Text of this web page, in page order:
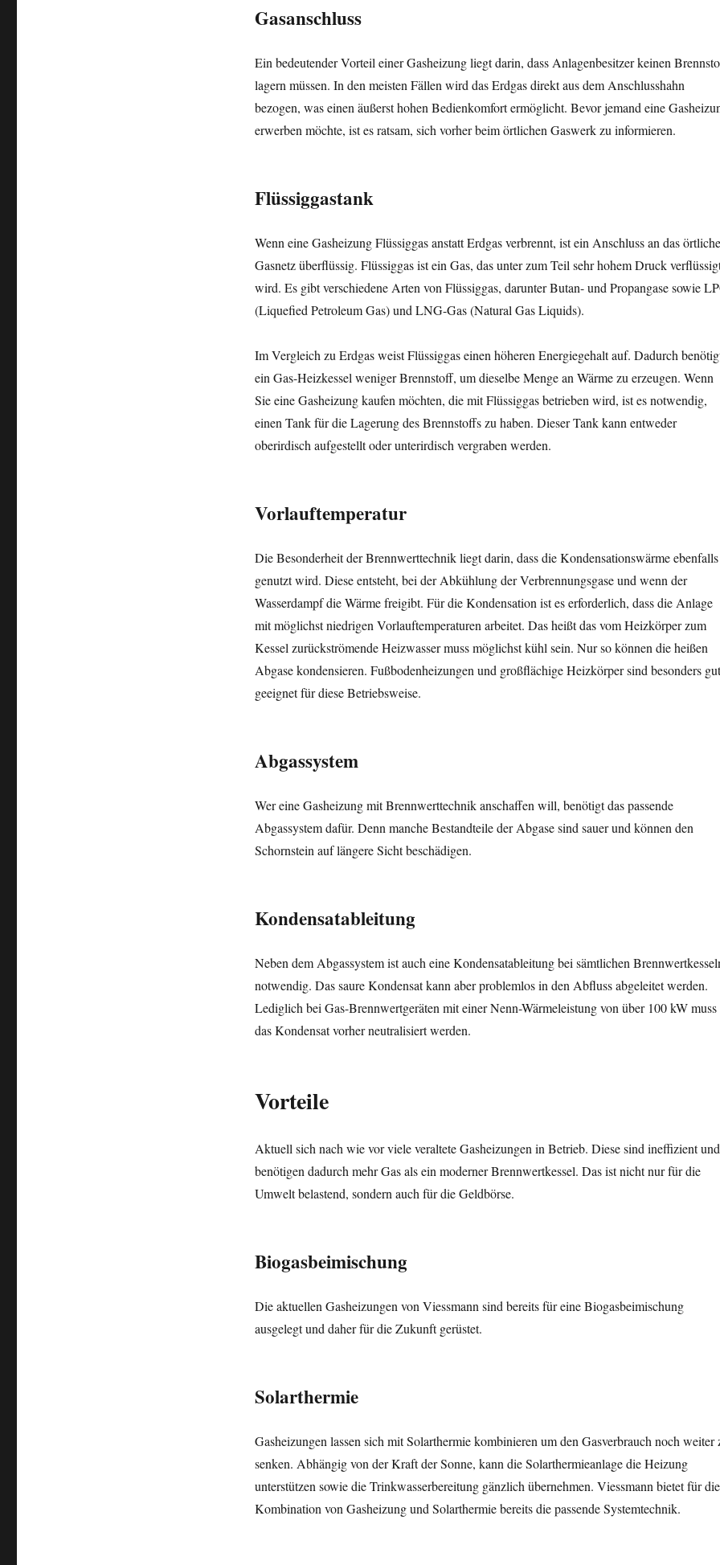
Gasanschluss
Ein bedeutender Vorteil einer Gasheizung liegt darin, dass Anlagenbesitzer keinen
lagern müssen. In den meisten Fällen wird das Erdgas direkt aus dem Anschlusshahn
bezogen, was einen äußerst hohen Bedienkomfort ermöglicht. Bevor jemand eine
erwerben möchte, ist es ratsam, sich vorher beim örtlichen Gaswerk zu informieren.
Flüssiggastank
Wenn eine Gasheizung Flüssiggas anstatt Erdgas verbrennt, ist ein Anschluss an das örtliche
Gasnetz überflüssig. Flüssiggas ist ein Gas, das unter zum Teil sehr hohem Druck
wird. Es gibt verschiedene Arten von Flüssiggas, darunter Butan- und Propangase sowie
(Liquefied Petroleum Gas) und LNG-Gas (Natural Gas Liquids).
Im Vergleich zu Erdgas weist Flüssiggas einen höheren Energiegehalt auf. Dadurch
ein Gas-Heizkessel weniger Brennstoff, um dieselbe Menge an Wärme zu erzeugen. Wenn
Sie eine Gasheizung kaufen möchten, die mit Flüssiggas betrieben wird, ist es notwendig,
einen Tank für die Lagerung des Brennstoffs zu haben. Dieser Tank kann entweder
oberirdisch aufgestellt oder unterirdisch vergraben werden.
Vorlauftemperatur
Die Besonderheit der Brennwerttechnik liegt darin, dass die Kondensationswärme ebenfalls
genutzt wird. Diese entsteht, bei der Abkühlung der Verbrennungsgase und wenn der
Wasserdampf die Wärme freigibt. Für die Kondensation ist es erforderlich, dass die Anlage
mit möglichst niedrigen Vorlauftemperaturen arbeitet. Das heißt das vom Heizkörper zum
Kessel zurückströmende Heizwasser muss möglichst kühl sein. Nur so können die heißen
Abgase kondensieren. Fußbodenheizungen und großflächige Heizkörper sind besonders gut
geeignet für diese Betriebsweise.
Abgassystem
Wer eine Gasheizung mit Brennwerttechnik anschaffen will, benötigt das passende
Abgassystem dafür. Denn manche Bestandteile der Abgase sind sauer und können den
Schornstein auf längere Sicht beschädigen.
Kondensatableitung
Neben dem Abgassystem ist auch eine Kondensatableitung bei sämtlichen
notwendig. Das saure Kondensat kann aber problemlos in den Abfluss abgeleitet werden.
Lediglich bei Gas-Brennwertgeräten mit einer Nenn-Wärmeleistung von über 100 kW muss
das Kondensat vorher neutralisiert werden.
Vorteile
Aktuell sich nach wie vor viele veraltete Gasheizungen in Betrieb. Diese sind ineffizient und
benötigen dadurch mehr Gas als ein moderner Brennwertkessel. Das ist nicht nur für die
Umwelt belastend, sondern auch für die Geldbörse.
Biogasbeimischung
Die aktuellen Gasheizungen von Viessmann sind bereits für eine Biogasbeimischung
ausgelegt und daher für die Zukunft gerüstet.
Solarthermie
Gasheizungen lassen sich mit Solarthermie kombinieren um den Gasverbrauch noch weiter
senken. Abhängig von der Kraft der Sonne, kann die Solarthermieanlage die Heizung
unterstützen sowie die Trinkwasserbereitung gänzlich übernehmen. Viessmann bietet für die
Kombination von Gasheizung und Solarthermie bereits die passende Systemtechnik.